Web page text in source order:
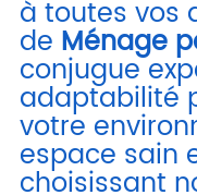
à toutes vos
de Ménage
conjugue
adaptabilité
votre
espace sain
choisissant